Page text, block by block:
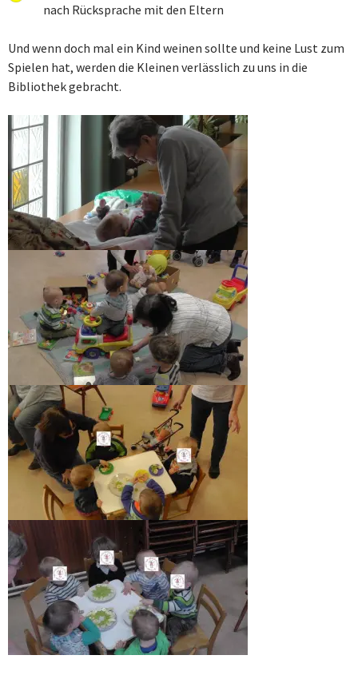
nach Rücksprache mit den Eltern
Und wenn doch mal ein Kind weinen sollte und keine Lust zum
Spielen hat, werden die Kleinen verlässlich zu uns in die
Bibliothek gebracht.